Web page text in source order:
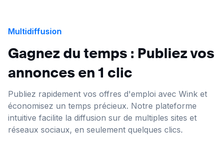
Multidiffusion
Gagnez du temps : Publiez vos
annonces en 1 clic
Publiez rapidement vos offres d'emploi avec Wink et
économisez un temps précieux. Notre plateforme
intuitive facilite la diffusion sur de multiples sites et
réseaux sociaux, en seulement quelques clics.